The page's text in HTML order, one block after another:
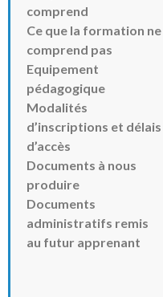
comprend
Ce que la formation ne
comprend pas
Equipement
pédagogique
Modalités
d’inscriptions et délais
d’accès
Documents à nous
produire
Documents
administratifs remis
au futur apprenant